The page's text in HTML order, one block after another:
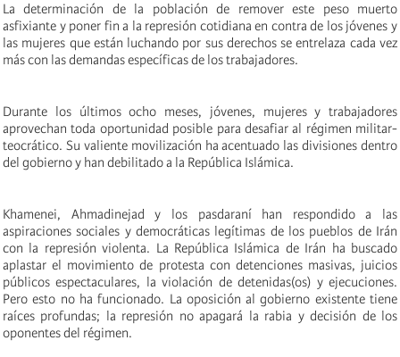
La determinación de la población de remover este peso muerto
asfixiante y poner fin a la represión cotidiana en contra de los jóvenes y
las mujeres que están luchando por sus derechos se entrelaza cada vez
más con las demandas específicas de los trabajadores.
Durante los últimos ocho meses, jóvenes, mujeres y trabajadores
aprovechan toda oportunidad posible para desafiar al régimen militar-
teocrático. Su valiente movilización ha acentuado las divisiones dentro
del gobierno y han debilitado a la República Islámica.
Khamenei, Ahmadinejad y los pasdaraní han respondido a las
aspiraciones sociales y democráticas legítimas de los pueblos de Irán
con la represión violenta. La República Islámica de Irán ha buscado
aplastar el movimiento de protesta con detenciones masivas, juicios
públicos espectaculares, la violación de detenidas(os) y ejecuciones.
Pero esto no ha funcionado. La oposición al gobierno existente tiene
raíces profundas; la represión no apagará la rabia y decisión de los
oponentes del régimen.